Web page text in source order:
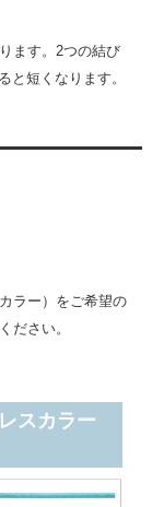
ます。2つの結び
と短くなります。
ラー）をご希望の
ださい。
スカラー